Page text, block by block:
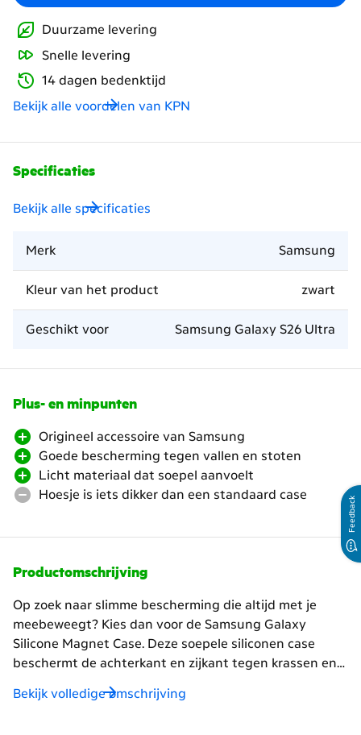
Duurzame levering
Snelle levering
14 dagen bedenktijd
Bekijk alle voordelen van KPN
Specificaties
Bekijk alle specificaties
Merk Samsung
Kleur van het product zwart
Geschikt voor Samsung Galaxy S26 Ultra
Plus- en minpunten
Origineel accessoire van Samsung
Goede bescherming tegen vallen en stoten
Licht materiaal dat soepel aanvoelt
Hoesje is iets dikker dan een standaard case
Productomschrijving
Op zoek naar slimme bescherming die altijd met je
meebeweegt? Kies dan voor de Samsung Galaxy
Silicone Magnet Case. Deze soepele siliconen case
beschermt de achterkant en zijkant tegen krassen en
stoten, zonder dat je telefoon zwaar voelt. Het zachte
materiaal ligt stevig in je hand, waardoor je je telefoon
Bekijk volledige omschrijving
Feedback